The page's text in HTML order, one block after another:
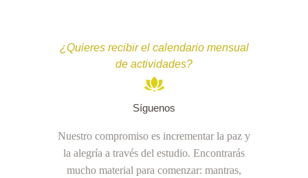
¿Quieres recibir el calendario mensual
de actividades?
Síguenos
Nuestro compromiso es incrementar la paz y
la alegría a través del estudio. Encontrarás
mucho material para comenzar: mantras,